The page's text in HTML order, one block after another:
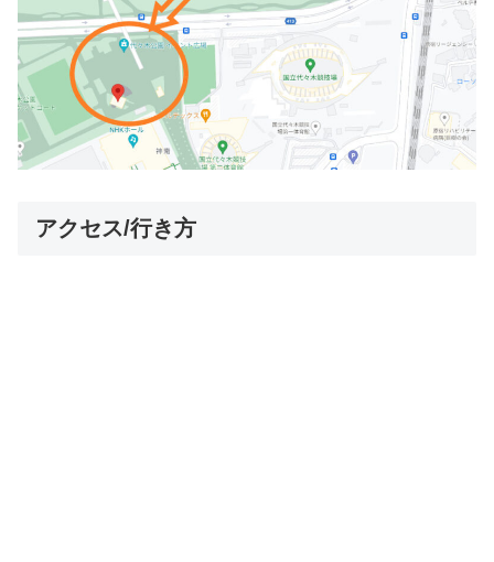
アクセス/行き方